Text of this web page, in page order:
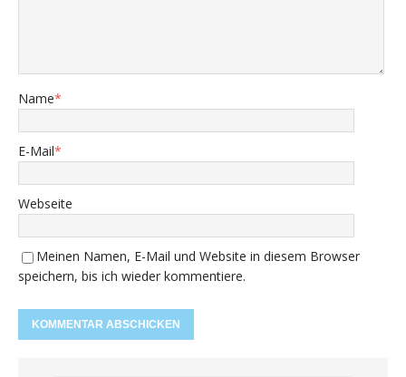
Name*
E-Mail*
Webseite
Meinen Namen, E-Mail und Website in diesem Browser
speichern, bis ich wieder kommentiere.